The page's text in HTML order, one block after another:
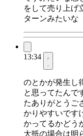
をして売り上げ
ターンみたいな
13:34
のとかが発生し
と思ってたんで
たありがとうご
かりやすいです
かってるかどう
大抵の場合は明